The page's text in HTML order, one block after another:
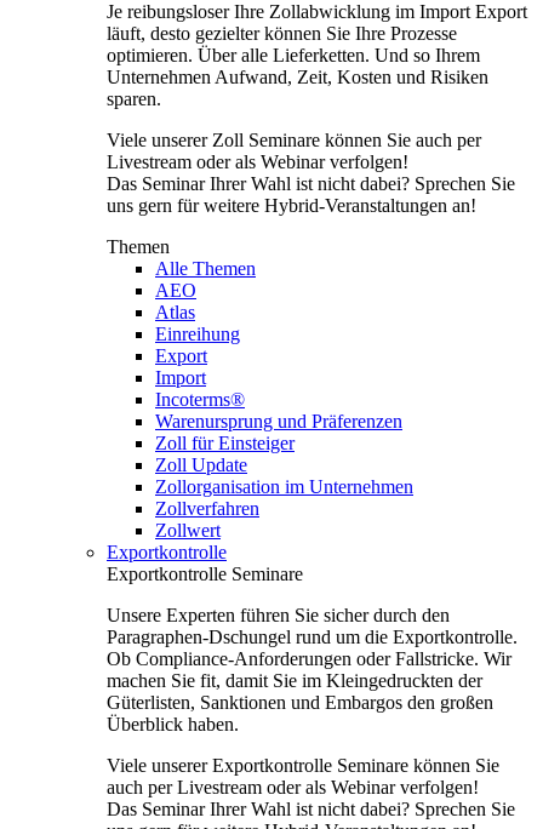
Je reibungsloser Ihre Zollabwicklung im Import Export
läuft, desto gezielter können Sie Ihre Prozesse
optimieren. Über alle Lieferketten. Und so Ihrem
Unternehmen Aufwand, Zeit, Kosten und Risiken
sparen.
Viele unserer Zoll Seminare können Sie auch per
Livestream oder als Webinar verfolgen!
Das Seminar Ihrer Wahl ist nicht dabei? Sprechen Sie
uns gern für weitere Hybrid-Veranstaltungen an!
Themen
Alle Themen
AEO
Atlas
Einreihung
Export
Import
Incoterms®
Warenursprung und Präferenzen
Zoll für Einsteiger
Zoll Update
Zollorganisation im Unternehmen
Zollverfahren
Zollwert
Exportkontrolle
Exportkontrolle Seminare
Unsere Experten führen Sie sicher durch den
Paragraphen-Dschungel rund um die Exportkontrolle.
Ob Compliance-Anforderungen oder Fallstricke. Wir
machen Sie fit, damit Sie im Kleingedruckten der
Güterlisten, Sanktionen und Embargos den großen
Überblick haben.
Viele unserer Exportkontrolle Seminare können Sie
auch per Livestream oder als Webinar verfolgen!
Das Seminar Ihrer Wahl ist nicht dabei? Sprechen Sie